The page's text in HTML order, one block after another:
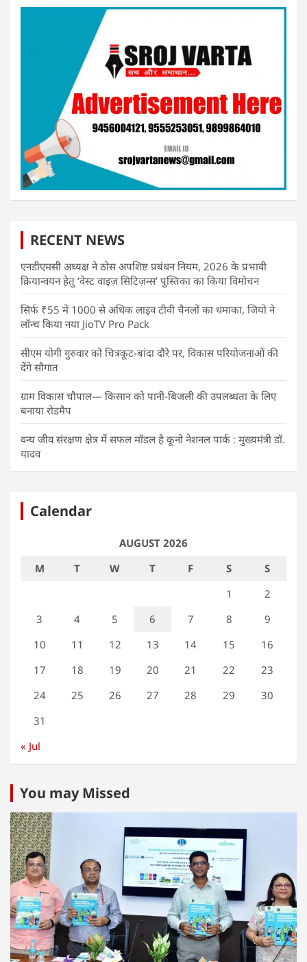
RECENT NEWS
एनडीएमसी अध्यक्ष ने ठोस अपशिष्ट प्रबंधन नियम, 2026 के प्रभावी
क्रियान्वयन हेतु ‘वेस्ट वाइज़ सिटिज़न्स’ पुस्तिका का किया विमोचन
सिर्फ ₹55 में 1000 से अधिक लाइव टीवी चैनलों का धमाका, जियो ने
लॉन्च किया नया JioTV Pro Pack
सीएम योगी गुरुवार को चित्रकूट-बांदा दौरे पर, विकास परियोजनाओं की
देंगे सौगात
ग्राम विकास चौपाल— किसान को पानी-बिजली की उपलब्धता के लिए
बनाया रोडमैप
वन्य जीव संरक्षण क्षेत्र में सफल मॉडल है कूनो नेशनल पार्क : मुख्यमंत्री डॉ.
यादव
Calendar
AUGUST 2026
M
T W T F S
S
1
2
3
4 5 6 7 8
9
10
11 12 13 14 15
16
17
18 19 20 21 22
23
24
25 26 27 28 29
30
31
« Jul
You may Missed